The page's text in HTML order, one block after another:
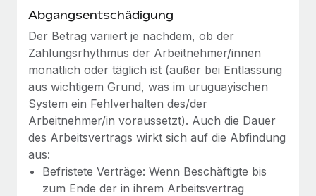
Plus
Auch im neuen Jahr wollen wir bei Remote Unternehmen
aller Größen dabei unterstützen, die beste...
Mehr erfahren
Wie Phiture 55 Mitarbeiter:innen in 19 Ländern
mit Remote verwaltet
Phiture ist der unumstrittene Marktführer im Bereich der
Wachstumsberatung für mobile Apps. Das...
Abgangsentschädigung
Der Betrag variiert je nachdem, ob der
Zahlungsrhythmus der Arbeitnehmer/innen
monatlich oder täglich ist (außer bei Entlassung
aus wichtigem Grund, was im uruguayischen
System ein Fehlverhalten des/der
Arbeitnehmer/in voraussetzt). Auch die Dauer
des Arbeitsvertrags wirkt sich auf die Abfindung
aus:
Befristete Verträge: Wenn Beschäftigte bis
zum Ende der in ihrem Arbeitsvertrag